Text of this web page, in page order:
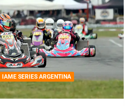
IAME SERIES ARGENTINA